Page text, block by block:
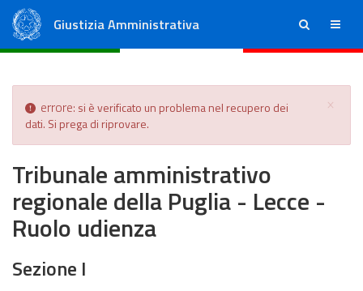
Giustizia Amministrativa ricerca menu
CHIUDI
errore: si è verificato un problema nel recupero dei
dati. Si prega di riprovare.
Tribunale amministrativo
regionale della Puglia - Lecce -
Ruolo udienza
Sezione I